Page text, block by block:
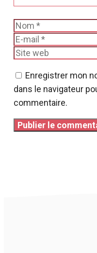
Nom
Enregistrer mon
dans le navigateur
commentaire.